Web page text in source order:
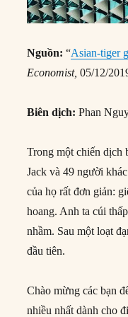
Nguồn:“Asian-tiger
Economist,05/12/
Biên dịch:Phan
Trong một chiến dịch
Jack và 49 người
của họ rất đơn giản:
hoang. Anh ta cúi
nhầm. Sau một loạt
đầu tiên.
Chào mừng các bạn
nhiều nhất dành cho